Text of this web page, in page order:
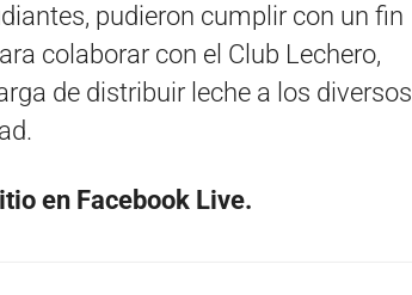
pudieron cumplir con un fin
colaborar con el Club Lechero,
de distribuir leche a los diversos
en Facebook Live.